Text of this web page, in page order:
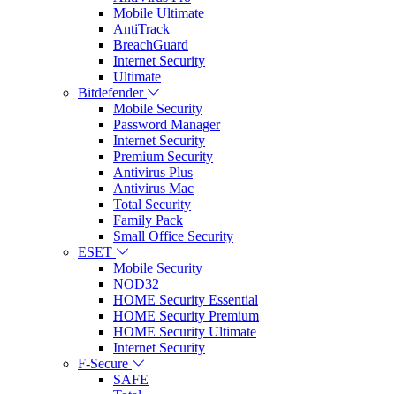
Mobile Ultimate
AntiTrack
BreachGuard
Internet Security
Ultimate
Bitdefender
Mobile Security
Password Manager
Internet Security
Premium Security
Antivirus Plus
Antivirus Mac
Total Security
Family Pack
Small Office Security
ESET
Mobile Security
NOD32
HOME Security Essential
HOME Security Premium
HOME Security Ultimate
Internet Security
F-Secure
SAFE